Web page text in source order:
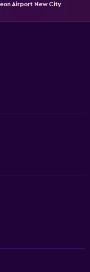
Airport New City